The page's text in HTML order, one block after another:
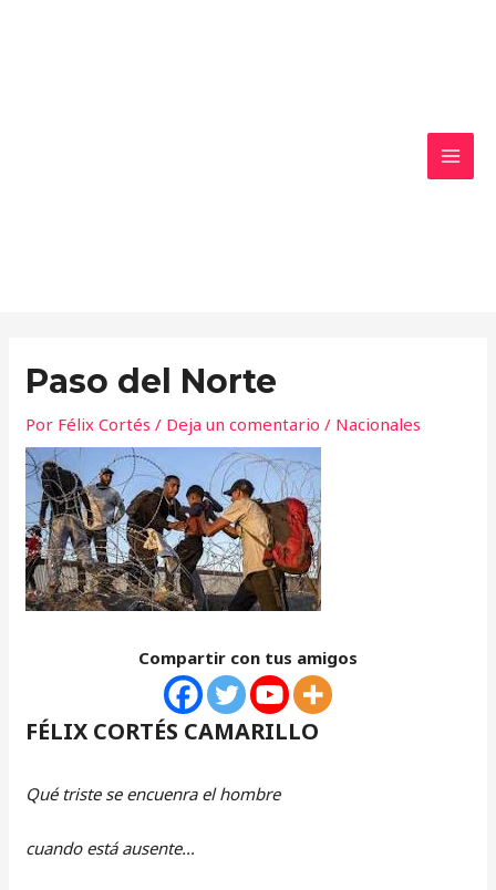
Paso del Norte
Por Félix Cortés/ Deja un comentario / Nacionales
Compartir con tus amigos
FÉLIX CORTÉS CAMARILLO
Qué triste se encuenra el hombre
cuando está ausente…